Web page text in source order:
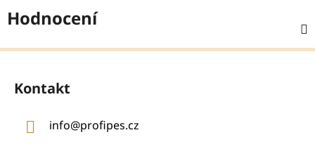
Hodnocení
Z
Kontakt
info@profipes.cz